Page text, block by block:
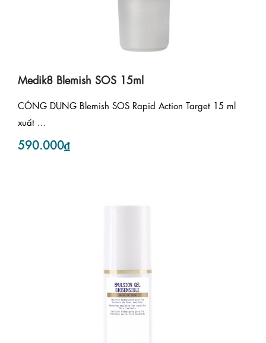
Medik8 Blemish SOS 15ml
CÔNG DỤNG Blemish SOS Rapid Action Target 15 ml
xuất ...
590.000₫